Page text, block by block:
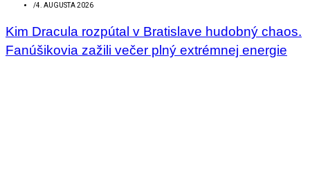
/4. AUGUSTA 2026
Kim Dracula rozpútal v Bratislave hudobný chaos.
Fanúšikovia zažili večer plný extrémnej energie